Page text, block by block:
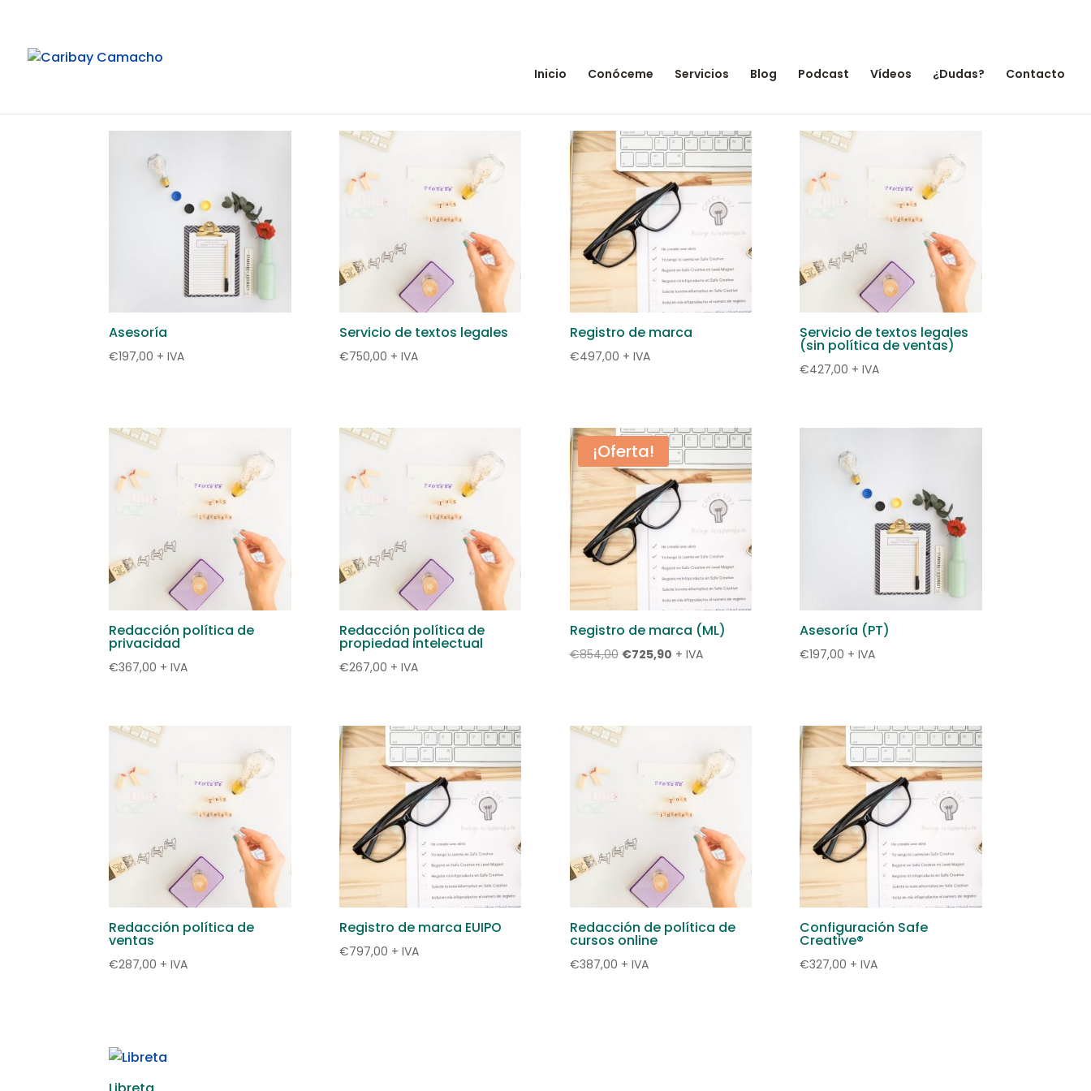
Inicio Conóceme Servicios Blog Podcast Vídeos ¿Dudas? Contacto
Asesoría
€197,00 + IVA
Servicio de textos legales
€750,00 + IVA
Registro de marca
€497,00 + IVA
Servicio de textos legales
(sin política de ventas)
€427,00 + IVA
Redacción política de
privacidad
€367,00 + IVA
Redacción política de
propiedad intelectual
€267,00 + IVA
¡Oferta!
Registro de marca (ML)
€854,00 El
€854,00.
€725,90El+ IVA
Asesoría (PT)
€197,00 + IVA
Redacción política de
ventas
€287,00 + IVA
Registro de marca EUIPO
€797,00 + IVA
Redacción de política de
cursos online
€387,00 + IVA
Configuración Safe
Creative®
€327,00 + IVA